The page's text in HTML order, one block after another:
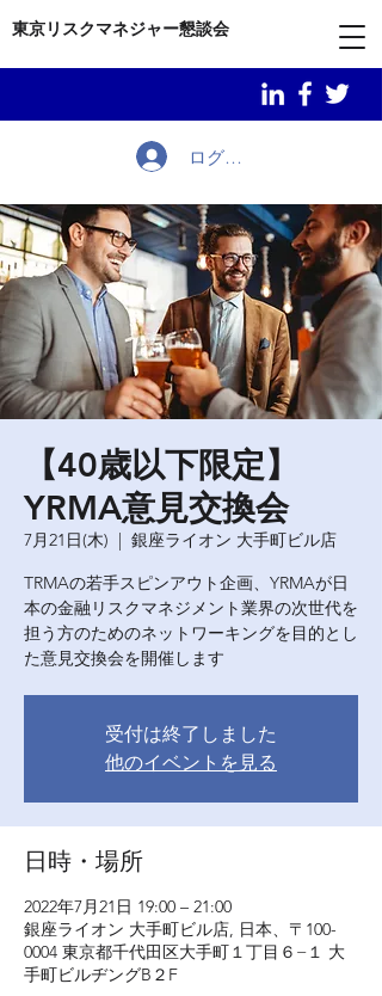
東京リスクマネジャー懇談会
ログイン
【40歳以下限定】
YRMA意見交換会
7月21日(木)
  |
銀座ライオン 大手町ビル店
TRMAの若手スピンアウト企画、YRMAが日
本の金融リスクマネジメント業界の次世代を
担う方のためのネットワーキングを目的とし
た意見交換会を開催します
受付は終了しました
他のイベントを見る
日時・場所
2022年7月21日 19:00 – 21:00
銀座ライオン 大手町ビル店, 日本、〒100-
0004 東京都千代田区大手町１丁目６−１ 大
手町ビルヂングB２F